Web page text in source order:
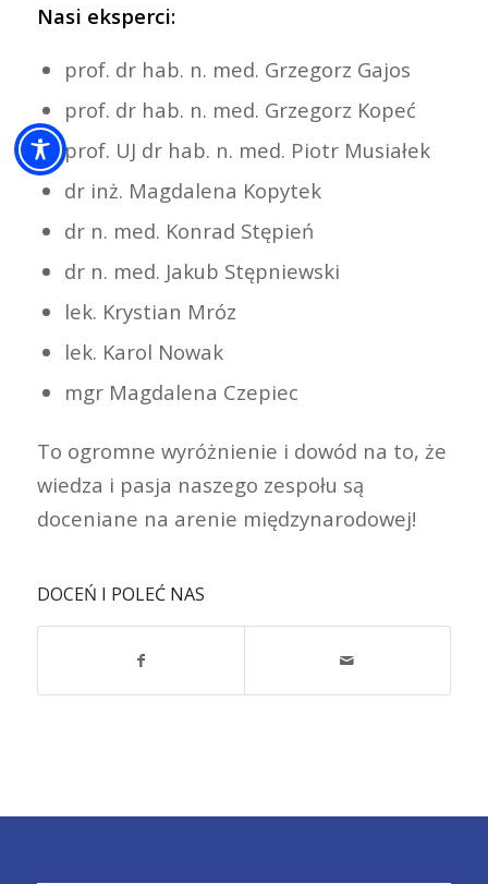
Nasi eksperci:
prof. dr hab. n. med. Grzegorz Gajos
prof. dr hab. n. med. Grzegorz Kopeć
prof. UJ dr hab. n. med. Piotr Musiałek
dr inż. Magdalena Kopytek
dr n. med. Konrad Stępień
dr n. med. Jakub Stępniewski
lek. Krystian Mróz
lek. Karol Nowak
mgr Magdalena Czepiec
To ogromne wyróżnienie i dowód na to, że
wiedza i pasja naszego zespołu są
doceniane na arenie międzynarodowej!
DOCEŃ I POLEĆ NAS